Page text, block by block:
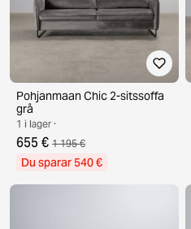
Pohjanmaan Chic 2-sitssoffa
grå
1 i lager ·
655 € 1 195 €
Du sparar 540 €